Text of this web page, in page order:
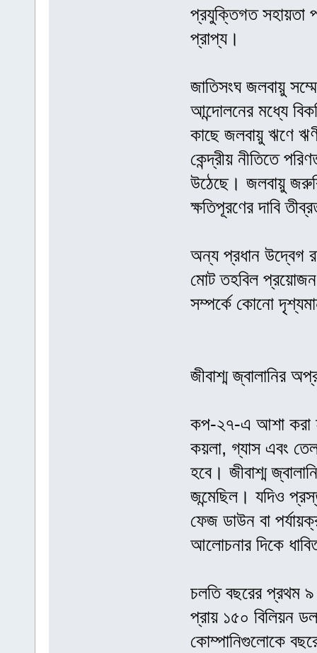
প্রযুক্তিগত সহায়তা
প্রাপ্য।
জাতিসংঘ জলবায়ু
আন্দোলনের মধ্যে
কাছে জলবায়ু ঋণে
কেন্দ্রীয় নীতিতে
উঠেছে। জলবায়ু জরুরি
ক্ষতিপূরণের দাবি
অন্য প্রধান উদ্বেগ
মোট তহবিল
সম্পর্কে কোনো
জীবাশ্ম জ্বালানির
কপ-২৭-এ আশা করা
কয়লা, গ্যাস এবং
হবে। জীবাশ্ম
জন্মেছিল। যদিও
ফেজ ডাউন বা
আলোচনার দিকে
চলতি বছরের প্রথম ৯
প্রায় ১৫০ বিলিয়ন
কোম্পানিগুলোকে